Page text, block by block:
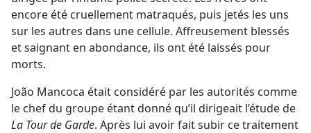
encore été cruellement matraqués, puis jetés les uns
sur les autres dans une cellule. Affreusement blessés
et saignant en abondance, ils ont été laissés pour
morts.
João Mancoca était considéré par les autorités comme
le chef du groupe étant donné qu’il dirigeait l’étude de
La Tour de Garde. Après lui avoir fait subir ce traitement